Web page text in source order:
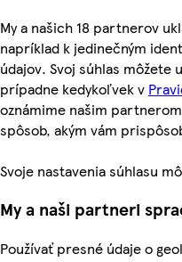
My a našich 18 partnerov
napríklad k jedinečným
údajov. Svoj súhlas
prípadne kedykoľvek v
oznámime našim
spôsob, akým vám
Svoje nastavenia súhlasu
My a naši partneri
Používať presné údaje o